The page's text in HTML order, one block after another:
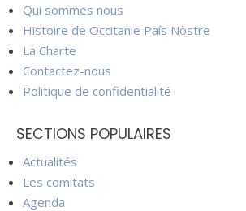
Qui sommes nous
Histoire de Occitanie País Nòstre
La Charte
Contactez-nous
Politique de confidentialité
SECTIONS POPULAIRES
Actualités
Les comitats
Agenda